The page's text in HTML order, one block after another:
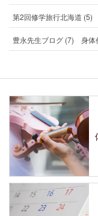
第2回修学旅行北海道 (5)
豊永先生ブログ (7) 身体